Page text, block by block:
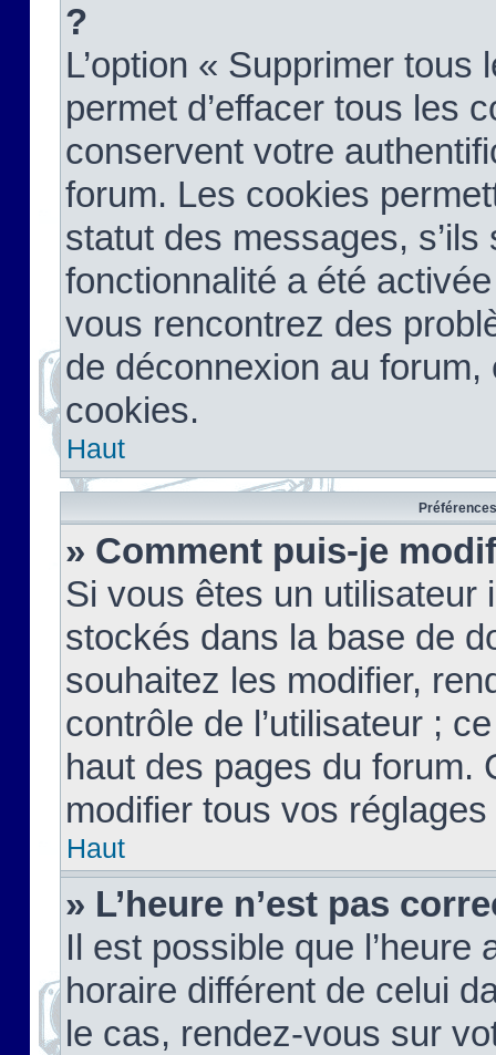
?
L’option « Supprimer
permet d’effacer tous les
conservent votre
forum. Les cookies
statut des messages,
fonctionnalité a été
vous rencontrez des
de déconnexion au
cookies.
Haut
» Comment puis-je
Si vous êtes un
stockés dans la base de
souhaitez les modifier,
contrôle de l’utilisateur ;
haut des pages du forum.
modifier tous vos
Haut
» L’heure n’est pas
Il est possible que
horaire différent de celui
le cas, rendez-vous sur